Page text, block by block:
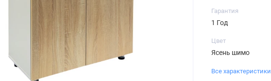
Гарантия
1 Год
Цвет
Ясень шимо
Все характеристики